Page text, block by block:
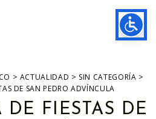
polanco
> ACTUALIDAD > SIN CATEGORÍA >
DE SAN PEDRO ADVÍNCULA
DE FIESTAS DE